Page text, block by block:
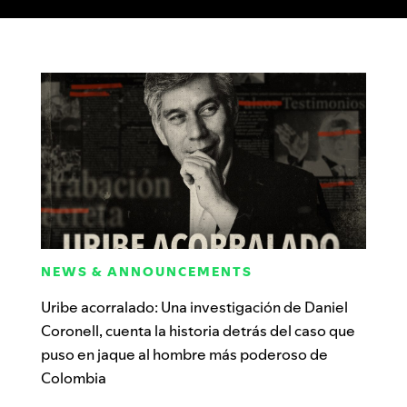
NEWS & ANNOUNCEMENTS
Uribe acorralado: Una investigación de Daniel
Coronell, cuenta la historia detrás del caso que
puso en jaque al hombre más poderoso de
Colombia